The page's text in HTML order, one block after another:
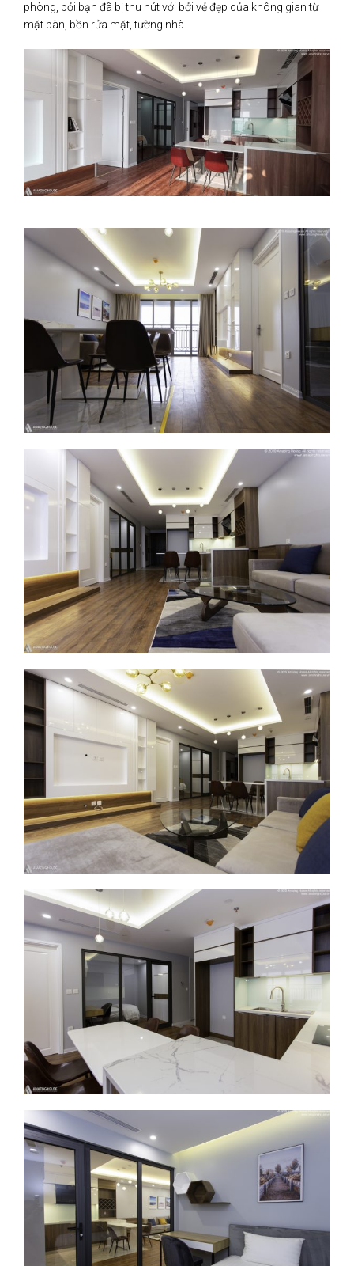
phòng, bởi bạn đã bị thu hút với bởi vẻ đẹp của không gian từ
mặt bàn, bồn rửa mặt, tường nhà